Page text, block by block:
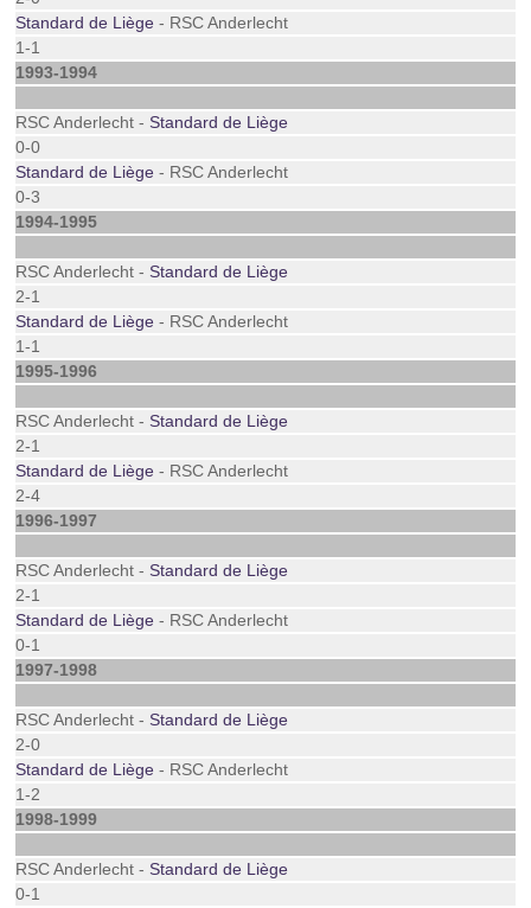
Standard de Liège - RSC Anderlecht
1-1
1993-1994
RSC Anderlecht -Standard de Liège
0-0
Standard de Liège - RSC Anderlecht
0-3
1994-1995
RSC Anderlecht -Standard de Liège
2-1
Standard de Liège - RSC Anderlecht
1-1
1995-1996
RSC Anderlecht -Standard de Liège
2-1
Standard de Liège - RSC Anderlecht
2-4
1996-1997
RSC Anderlecht -Standard de Liège
2-1
Standard de Liège - RSC Anderlecht
0-1
1997-1998
RSC Anderlecht -Standard de Liège
2-0
Standard de Liège - RSC Anderlecht
1-2
1998-1999
RSC Anderlecht -Standard de Liège
0-1